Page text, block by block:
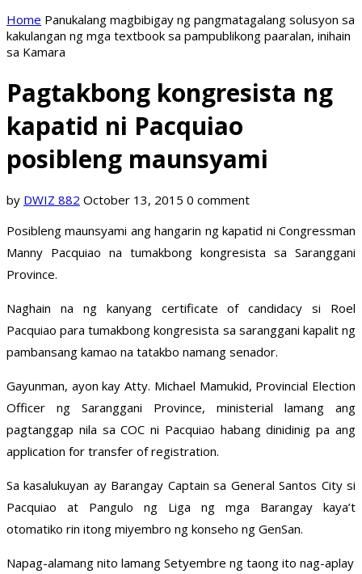
Home Panukalang magbibigay ng pangmatagalang solusyon sa
kakulangan ng mga textbook sa pampublikong paaralan, inihain
sa Kamara
Pagtakbong kongresista ng
kapatid ni Pacquiao
posibleng maunsyami
by DWIZ 882 October 13, 2015 0 comment
Posibleng maunsyami ang hangarin ng kapatid ni Congressman
Manny Pacquiao na tumakbong kongresista sa Saranggani
Province.
Naghain na ng kanyang certificate of candidacy si Roel
Pacquiao para tumakbong kongresista sa saranggani kapalit ng
pambansang kamao na tatakbo namang senador.
Gayunman, ayon kay Atty. Michael Mamukid, Provincial Election
Officer ng Saranggani Province, ministerial lamang ang
pagtanggap nila sa COC ni Pacquiao habang dinidinig pa ang
application for transfer of registration.
Sa kasalukuyan ay Barangay Captain sa General Santos City si
Pacquiao at Pangulo ng Liga ng mga Barangay kaya’t
otomatiko rin itong miyembro ng konseho ng GenSan.
Napag-alamang nito lamang Setyembre ng taong ito nag-aplay